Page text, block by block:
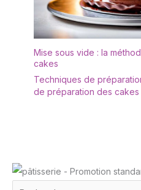
Mise sous vide : la
cakes
Techniques de
de préparation des